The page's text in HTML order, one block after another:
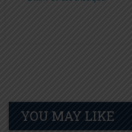
YOU MAY LIKE